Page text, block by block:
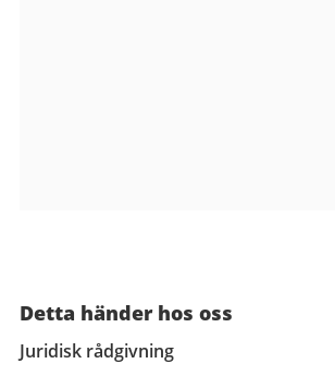
Detta händer hos oss
Juridisk rådgivning